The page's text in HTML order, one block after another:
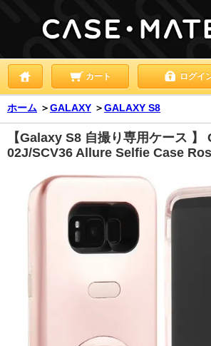
カート ログイ
ホーム ＞GALAXY ＞GALAXY S8
【Galaxy S8 自撮り専用ケース
02J/SCV36 Allure Selfie Case